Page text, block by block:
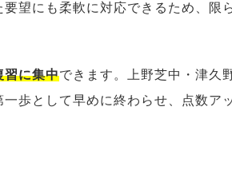
望にも柔軟に対応できるため、限
習に集中できます。上野芝中・津久
歩として早めに終わらせ、点数ア